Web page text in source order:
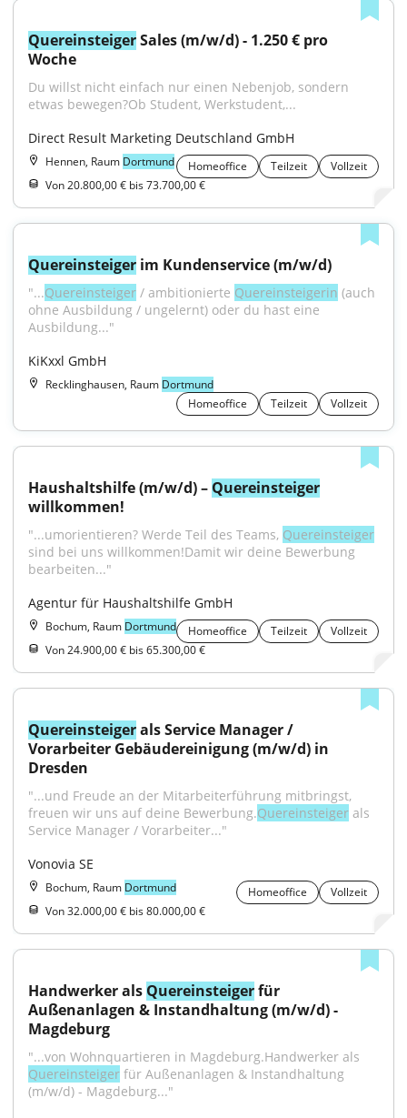
Quereinsteiger Sales (m/w/d) - 1.250 € pro
Woche
Du willst nicht einfach nur einen Nebenjob, sondern
etwas bewegen?Ob Student, Werkstudent,...
Direct Result Marketing Deutschland GmbH
Hennen, Raum Dortmund Homeoffice Teilzeit
Vollzeit
Von 20.800,00 € bis 73.700,00 €
Quereinsteiger im Kundenservice (m/w/d)
"...Quereinsteiger / ambitionierte Quereinsteigerin (auch
ohne Ausbildung / ungelernt) oder du hast eine
Ausbildung..."
KiKxxl GmbH
Recklinghausen, Raum Dortmund
Homeoffice
Teilzeit Vollzeit
Haushaltshilfe (m/w/d) – Quereinsteiger
willkommen!
"...umorientieren? Werde Teil des Teams, Quereinsteiger
sind bei uns willkommen!Damit wir deine Bewerbung
bearbeiten..."
Agentur für Haushaltshilfe GmbH
Bochum, Raum Dortmund Homeoffice Teilzeit
Vollzeit
Von 24.900,00 € bis 65.300,00 €
Quereinsteiger als Service Manager /
Vorarbeiter Gebäudereinigung (m/w/d) in
Dresden
"...und Freude an der Mitarbeiterführung mitbringst,
freuen wir uns auf deine Bewerbung.Quereinsteiger als
Service Manager / Vorarbeiter..."
Vonovia SE
Bochum, Raum Dortmund Homeoffice
Vollzeit
Von 32.000,00 € bis 80.000,00 €
Handwerker als Quereinsteiger für
Außenanlagen & Instandhaltung (m/w/d) -
Magdeburg
Quereinsteiger für Außenanlagen & Instandhaltung
(m/w/d) - Magdeburg..."